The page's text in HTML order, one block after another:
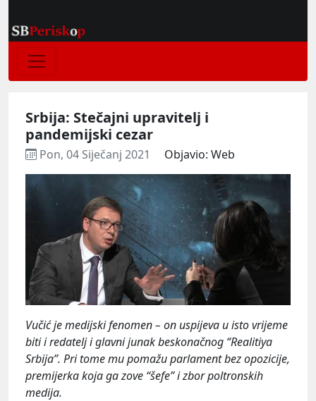
Srbija: Stečajni upravitelj i
pandemijski cezar
Pon, 04 Siječanj 2021 Objavio: Web
Vučić je medijski fenomen – on uspijeva u isto vrijeme
biti i redatelj i glavni junak beskonačnog “Realitiya
Srbija”. Pri tome mu pomažu parlament bez opozicije,
premijerka koja ga zove “šefe” i zbor poltronskih
medija.